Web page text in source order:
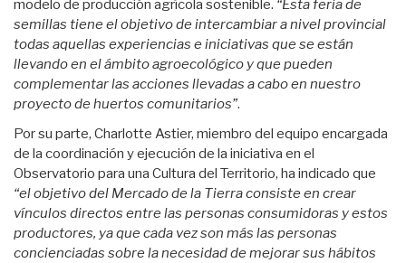
modelo de producción agrícola sostenible. “Esta feria de
semillas tiene el objetivo de intercambiar a nivel provincial
todas aquellas experiencias e iniciativas que se están
llevando en el ámbito agroecológico y que pueden
complementar las acciones llevadas a cabo en nuestro
proyecto de huertos comunitarios”.
Por su parte, Charlotte Astier, miembro del equipo encargada
de la coordinación y ejecución de la iniciativa en el
Observatorio para una Cultura del Territorio, ha indicado que
“el objetivo del Mercado de la Tierra consiste en crear
vínculos directos entre las personas consumidoras y estos
productores, ya que cada vez son más las personas
concienciadas sobre la necesidad de mejorar sus hábitos